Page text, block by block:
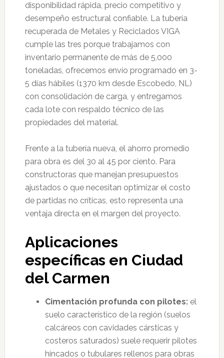
disponibilidad rápida, precio competitivo y
desempeño estructural confiable. La tubería
recuperada de Metales y Reciclados VIGA
cumple las tres porque trabajamos con
inventario permanente de más de 5,000
toneladas, ofrecemos envío programado en 3-
5 días hábiles (1370 km desde Escobedo, NL)
con consolidación de carga, y entregamos
cada lote con respaldo técnico de las
propiedades del material.
Frente a la tubería nueva, el ahorro promedio
para obra es del 30 al 45 por ciento. Para
constructoras que manejan presupuestos
ajustados o que necesitan optimizar el costo
de partidas no críticas, esto representa una
ventaja directa en el margen del proyecto.
Aplicaciones
específicas en Ciudad
del Carmen
Cimentación profunda con pilotes:el
suelo característico de la región (suelos
calcáreos con cavidades cársticas y
costeros saturados) suele requerir pilotes
hincados o tubulares rellenos para obras